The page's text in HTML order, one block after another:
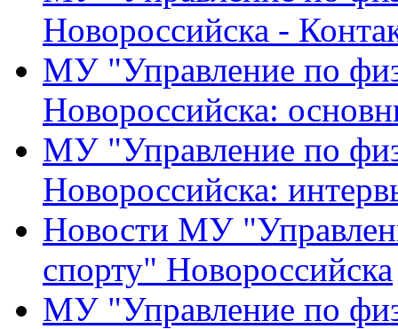
Новороссийска -
МУ "Управление по
Новороссийска:
МУ "Управление по
Новороссийска:
Новости МУ
спорту" Новороссийска
МУ "Управление по